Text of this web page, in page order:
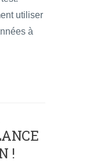
utiliser
à
!